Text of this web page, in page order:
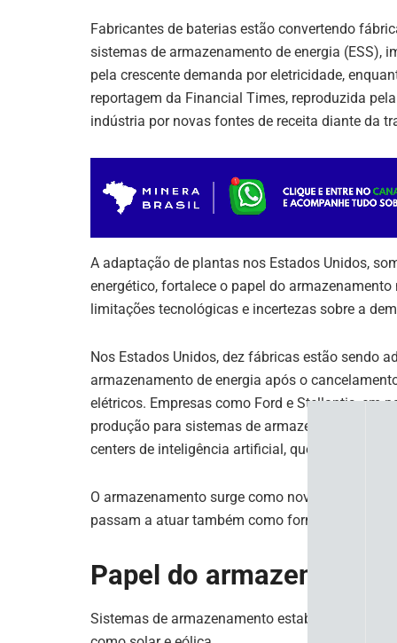
p
o
k
Fabricantes de baterias estão convertendo
sistemas de armazenamento de energia (ESS),
pela crescente demanda por eletricidade,
reportagem da Financial Times, reproduzida
indústria por novas fontes de receita diante da
A adaptação de plantas nos Estados Unidos,
energético, fortalece o papel do
limitações tecnológicas e incertezas sobre a
Nos Estados Unidos, dez fábricas estão sendo
armazenamento de energia após o
elétricos. Empresas como Ford e Stellantis, em
produção para sistemas de armazenamento,
centers de inteligência artificial, que exigem
O armazenamento surge como nova frente de
passam a atuar também como fornecedores de
Papel do
Sistemas de armazenamento estabilizam redes